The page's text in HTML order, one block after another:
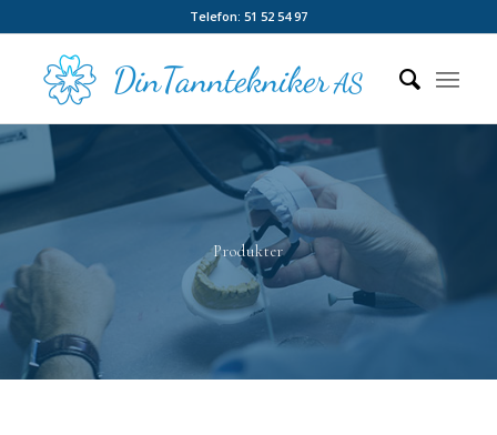
Telefon: 51 52 54 97
Produkter